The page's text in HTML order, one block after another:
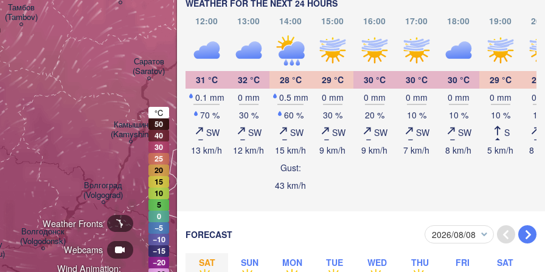
WEATHER FOR THE NEXT 24 HOURS
12:00
13:00 14:00 15:00 16:00 17:00 18:00 19:00
31 °C
0.1 mm
70 %
SW
13 km/h
32 °C
0 mm
30 %
SW
12 km/h
28 °C
0.5 mm
60 %
SW
15 km/h
Gust:
43 km/h
29 °C
0 mm
30 %
SW
9 km/h
30 °C
0 mm
20 %
SW
9 km/h
30 °C
0 mm
10 %
SW
7 km/h
30 °C
0 mm
10 %
SW
8 km/h
29 °C
0 mm
10 %
S
5 km/h
27
0
10
8
FORECAST
SAT SUN MON TUE WED THU FRI SAT
Wind Animation:
Webcams
Weather Fronts
Тамбов
(Tambov)
Волгоград
(Volgograd)
Волгодонск
(Volgodonsk)
Саратов
(Saratov)
Оренбург
(Orenburg)
Балаково
(Balakovo)
Камышин
(Kamyshin)
Орал
(Oral)
(Atıraw)
Ақтөбе
(Aktobe)
Орск
(Orsk)
°C
50
40
30
25
20
15
10
5
0
−5
−10
−15
−20